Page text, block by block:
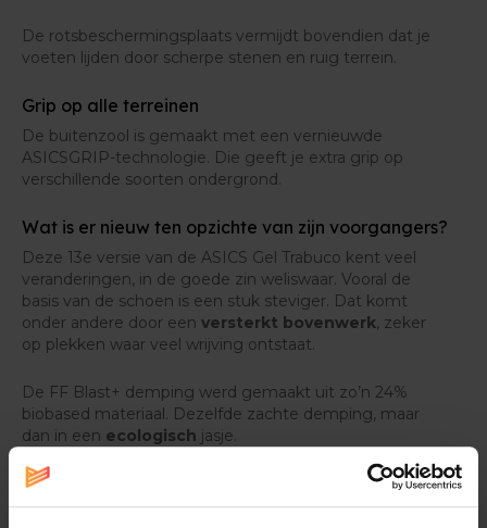
De rotsbeschermingsplaats vermijdt bovendien dat je
voeten lijden door scherpe stenen en ruig terrein.
Grip op alle terreinen
De buitenzool is gemaakt met een vernieuwde
ASICSGRIP-technologie. Die geeft je extra grip op
verschillende soorten ondergrond.
Wat is er nieuw ten opzichte van zijn voorgangers?
Deze 13e versie van de ASICS Gel Trabuco kent veel
veranderingen, in de goede zin weliswaar. Vooral de
basis van de schoen is een stuk steviger. Dat komt
onder andere door een versterkt bovenwerk, zeker
op plekken waar veel wrijving ontstaat.
De FF Blast+ demping werd gemaakt uit zo’n 24%
biobased materiaal. Dezelfde zachte demping, maar
dan in een ecologisch jasje.
Dezandbescherming
voorkomt dat vuil in je
schoenen dringt. Ideaal voor lopen en wandelen op